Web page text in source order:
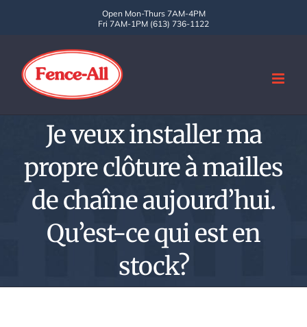
Open Mon-Thurs 7AM-4PM
Fri 7AM-1PM (613) 736-1122
Je veux installer ma
propre clôture à mailles
de chaîne aujourd’hui.
Qu’est-ce qui est en
stock?